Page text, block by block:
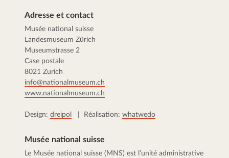
Adresse et contact
Musée national suisse
Landesmuseum Zürich
Museumstrasse 2
Case postale
8021 Zurich
info@nationalmuseum.ch
www.nationalmuseum.ch
Design: dreipol | Réalisation: whatwedo
Musée national suisse
Le Musée national suisse (MNS) est l’unité administrative